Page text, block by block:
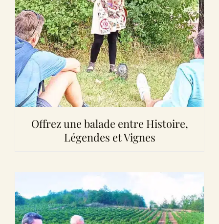
Offrez une balade entre Histoire,
Légendes et Vignes